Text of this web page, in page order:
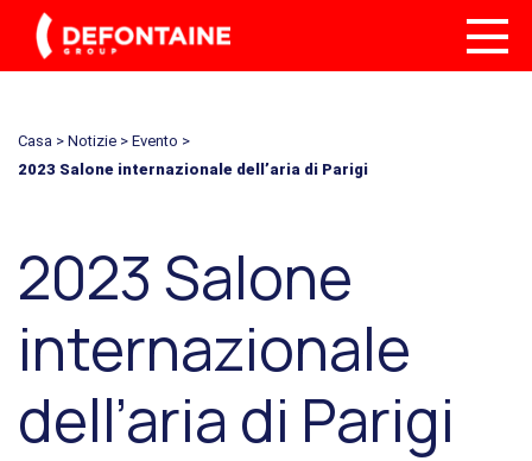
Casa > Notizie > Evento >
2023 Salone internazionale dell’aria di Parigi
2023 Salone
internazionale
dell’aria di Parigi